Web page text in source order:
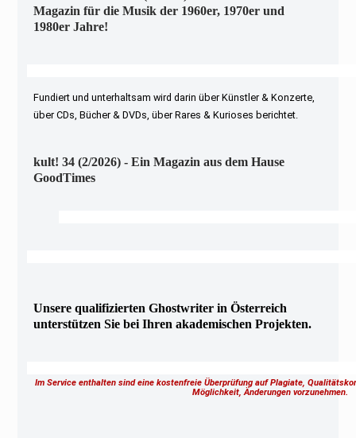
Magazin für die Musik der 1960er, 1970er und
1980er Jahre!
Fundiert und unterhaltsam wird darin über Künstler & Konzerte,
über CDs, Bücher & DVDs, über Rares & Kurioses berichtet.
kult! 34 (2/2026) - Ein Magazin aus dem Hause
GoodTimes
Unsere qualifizierten Ghostwriter in Österreich
unterstützen Sie bei Ihren akademischen Projekten.
Im Service enthalten sind eine kostenfreie Überprüfung auf Plagiate,
Möglichkeit, Änderungen vorzunehmen.